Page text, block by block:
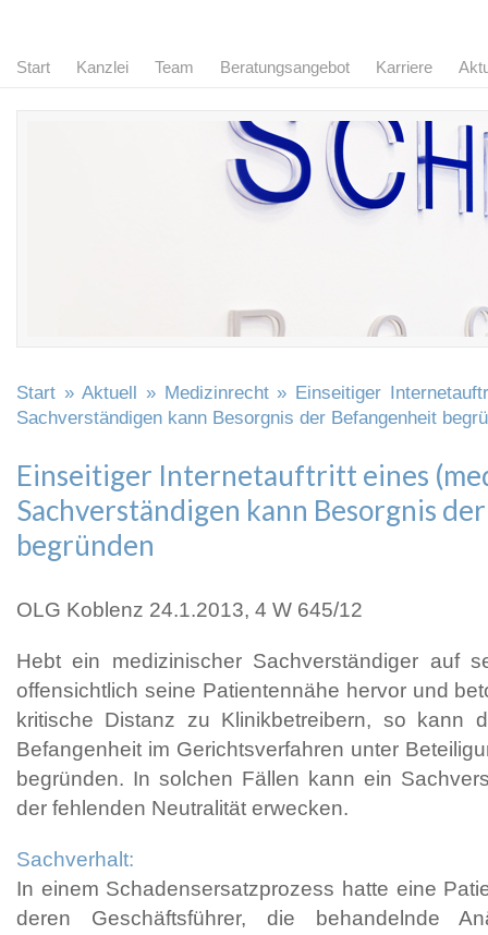
Start Kanzlei Team Beratungsangebot Karriere
Start » Aktuell » Medizinrecht» Einseitiger
Sachverständigen kann Besorgnis der Befangenheit
Einseitiger Internetauftritt eines
Sachverständigen kann Besorgnis
begründen
OLG Koblenz 24.1.2013, 4 W 645/12
Hebt ein medizinischer Sachverständiger auf
offensichtlich seine Patientennähe hervor und
kritische Distanz zu Klinikbetreibern, so kann
Befangenheit im Gerichtsverfahren unter
begründen. In solchen Fällen kann ein
der fehlenden Neutralität erwecken.
Sachverhalt:
In einem Schadensersatzprozess hatte eine
deren Geschäftsführer, die behandelnde